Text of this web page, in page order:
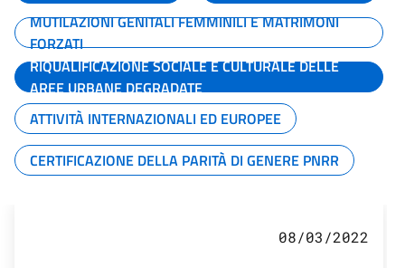
MUTILAZIONI GENITALI FEMMINILI E MATRIMONI
FORZATI
RIQUALIFICAZIONE SOCIALE E CULTURALE DELLE
AREE URBANE DEGRADATE
ATTIVITÀ INTERNAZIONALI ED EUROPEE
CERTIFICAZIONE DELLA PARITÀ DI GENERE PNRR
08/03/2022